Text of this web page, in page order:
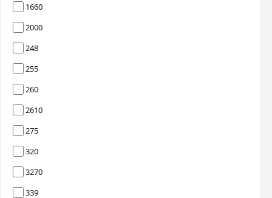
1660
2000
248
255
260
2610
275
320
3270
339